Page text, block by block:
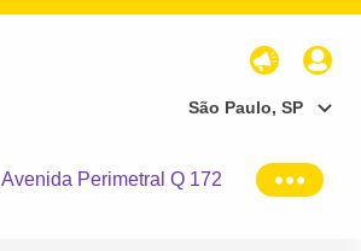
São Paulo, SP
Avenida Perimetral Q 172